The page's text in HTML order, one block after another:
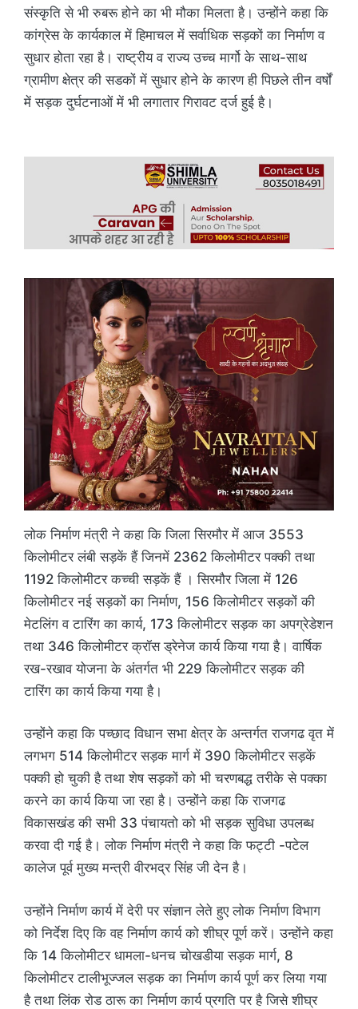
संस्कृति से भी रुबरू होने का भी मौका मिलता है। उन्होंने कहा कि
कांग्रेस के कार्यकाल में हिमाचल में सर्वाधिक सड़कों का निर्माण व
सुधार होता रहा है। राष्ट्रीय व राज्य उच्च मार्गो के साथ-साथ
ग्रामीण क्षेत्र की सडकों में सुधार होने के कारण ही पिछले तीन वर्षों
में सड़क दुर्घटनाओं में भी लगातार गिरावट दर्ज हुई है।
लोक निर्माण मंत्री ने कहा कि जिला सिरमौर में आज 3553
किलोमीटर लंबी सड़कें हैं जिनमें 2362 किलोमीटर पक्की तथा
1192 किलोमीटर कच्ची सड़कें हैं । सिरमौर जिला में 126
किलोमीटर नई सड़कों का निर्माण, 156 किलोमीटर सड़कों की
मेटलिंग व टारिंग का कार्य, 173 किलोमीटर सड़क का अपग्रेडेशन
तथा 346 किलोमीटर क्रॉस ड्रेनेज कार्य किया गया है। वार्षिक
रख-रखाव योजना के अंतर्गत भी 229 किलोमीटर सड़क की
टारिंग का कार्य किया गया है।
उन्होंने कहा कि पच्छाद विधान सभा क्षेत्र के अन्तर्गत राजगढ वृत में
लगभग 514 किलोमीटर सड़क मार्ग में 390 किलोमीटर सड़कें
पक्की हो चुकी है तथा शेष सड़कों को भी चरणबद्ध तरीके से पक्का
करने का कार्य किया जा रहा है। उन्होंने कहा कि राजगढ
विकासखंड की सभी 33 पंचायतो को भी सड़क सुविधा उपलब्ध
करवा दी गई है। लोक निर्माण मंत्री ने कहा कि फट्टी -पटेल
कालेज पूर्व मुख्य मन्त्री वीरभद्र सिंह जी देन है।
उन्होंने निर्माण कार्य में देरी पर संज्ञान लेते हुए लोक निर्माण विभाग
को निर्देश दिए कि वह निर्माण कार्य को शीघ्र पूर्ण करें। उन्होंने कहा
कि 14 किलोमीटर धामला-धनच चोखडीया सड़क मार्ग, 8
किलोमीटर टालीभूज्जल सड़क का निर्माण कार्य पूर्ण कर लिया गया
है तथा लिंक रोड ठारू का निर्माण कार्य प्रगति पर है जिसे शीघ्र